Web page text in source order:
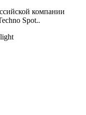
компании
Spot..